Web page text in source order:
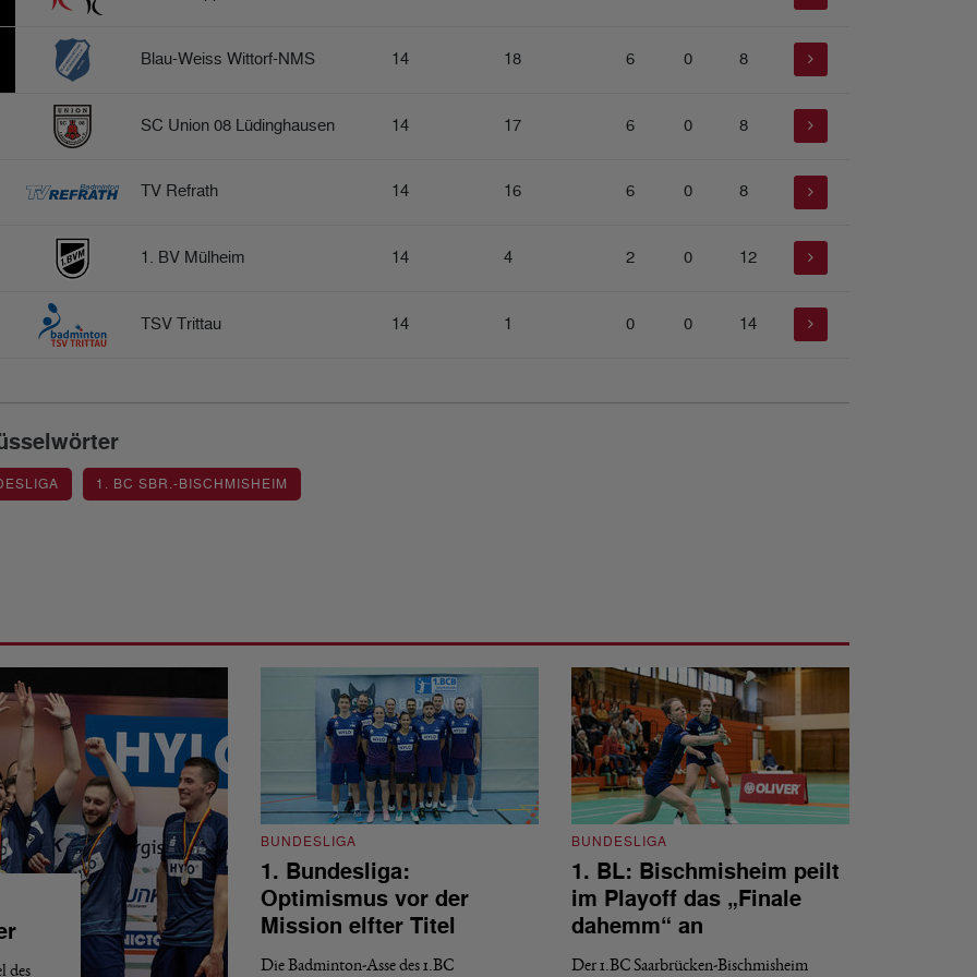
Blau-Weiss Wittorf-NMS 14 18 6 0 8
SC Union 08 Lüdinghausen 14 17 6 0 8
TV Refrath 14 16 6 0 8
1. BV Mülheim 14 4 2 0 12
TSV Trittau 14 1 0 0 14
1. BC SBR.-BISCHMISHEIM
des
BUNDESLIGA
1. Bundesliga:
Optimismus vor der
Mission elfter Titel
Die Badminton-Asse des 1.BC
BUNDESLIGA
1. BL: Bischmisheim peilt
im Playoff das „Finale
dahemm“ an
Der 1.BC Saarbrücken-Bischmisheim